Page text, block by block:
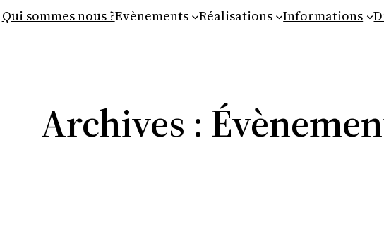
Qui sommes nous ?Evènements Réalisations Informations
Archives :